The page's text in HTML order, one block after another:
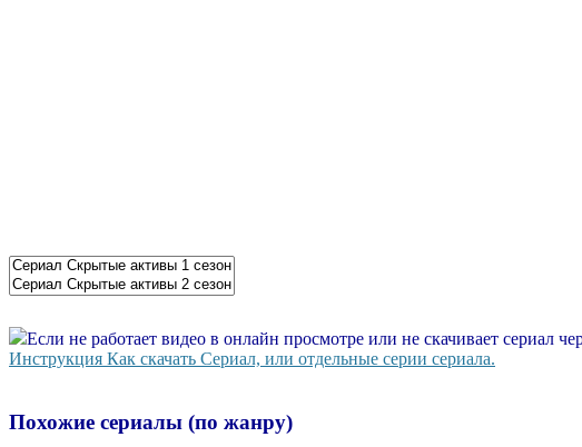
Если не работает видео в онлайн просмотре или не скачивает сериал
Инструкция Как скачать Сериал, или отдельные серии сериала.
Похожие сериалы (по жанру)